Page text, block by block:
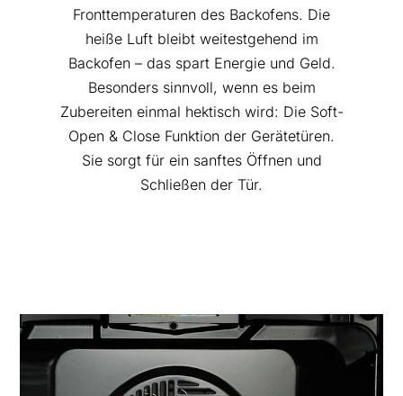
Fronttemperaturen des Backofens. Die
heiße Luft bleibt weitestgehend im
Backofen – das spart Energie und Geld.
Besonders sinnvoll, wenn es beim
Zubereiten einmal hektisch wird: Die Soft-
Open & Close Funktion der Gerätetüren.
Sie sorgt für ein sanftes Öffnen und
Schließen der Tür.